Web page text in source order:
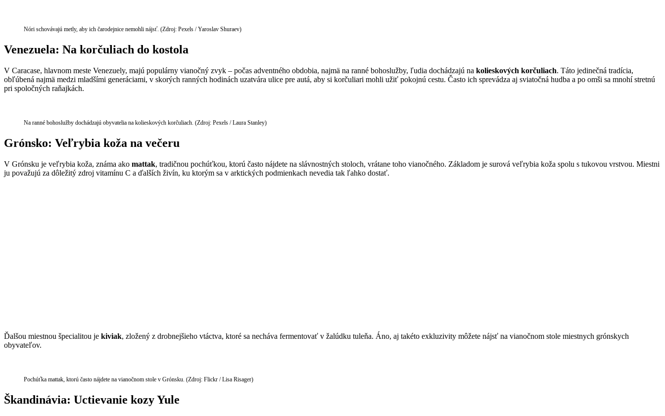
Nóri schovávajú metly, aby ich čarodejnice nemohli nájsť. (Zdroj: Pexels / Yaroslav Shuraev)
Venezuela: Na korčuliach do kostola
V Caracase, hlavnom meste Venezuely, majú populárny vianočný zvyk – počas adventného obdobia, najmä na ranné bohoslužby, ľudia dochádzajú na kolieskových korčuliach. Táto jedinečná tradícia,
obľúbená najmä medzi mladšími generáciami, v skorých ranných hodinách uzatvára ulice pre autá, aby si korčuliari mohli užiť pokojnú cestu. Často ich sprevádza aj sviatočná hudba a po omši sa mnohí stretnú
pri spoločných raňajkách.
Na ranné bohoslužby dochádzajú obyvatelia na kolieskových korčuliach. (Zdroj: Pexels / Laura Stanley)
Grónsko: Veľrybia koža na večeru
V Grónsku je veľrybia koža, známa ako mattak, tradičnou pochúťkou, ktorú často nájdete na slávnostných stoloch, vrátane toho vianočného. Základom je surová veľrybia koža spolu s tukovou vrstvou. Miestni
ju považujú za dôležitý zdroj vitamínu C a ďalších živín, ku ktorým sa v arktických podmienkach nevedia tak ľahko dostať.
Ďalšou miestnou špecialitou je kiviak, zložený z drobnejšieho vtáctva, ktoré sa necháva fermentovať v žalúdku tuleňa. Áno, aj takéto exkluzivity môžete nájsť na vianočnom stole miestnych grónskych
obyvateľov.
Pochúťka mattak, ktorú často nájdete na vianočnom stole v Grónsku. (Zdroj: Flickr / Lisa Risager)
Škandinávia: Uctievanie kozy Yule